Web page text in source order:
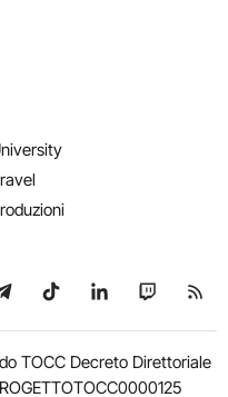
su WhatsApp
su Telegram
Seguici su TikTok
Seguici su
Seguici
TOCC Decreto Direttoriale